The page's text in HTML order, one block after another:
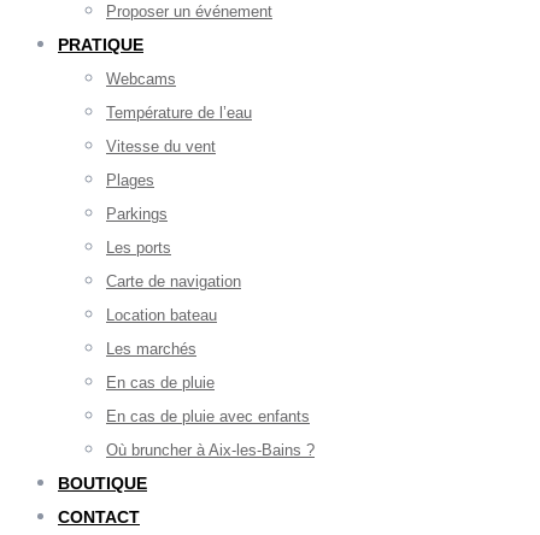
Proposer un événement
PRATIQUE
Webcams
Température de l’eau
Vitesse du vent
Plages
Parkings
Les ports
Carte de navigation
Location bateau
Les marchés
En cas de pluie
En cas de pluie avec enfants
Où bruncher à Aix-les-Bains ?
BOUTIQUE
CONTACT